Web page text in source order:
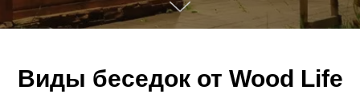
Виды беседок от Wood Life